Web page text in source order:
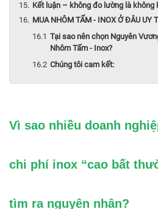
Kết luận – không đo lường là không
MUA NHÔM TẤM - INOX Ở ĐÂU UY
Tại sao nên chọn Nguyên
Nhôm Tấm - Inox?
Chúng tôi cam kết:
Vì sao nhiều doanh
chi phí inox “cao bất
tìm ra nguyên nhân?